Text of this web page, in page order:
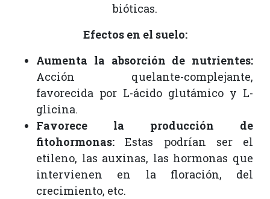
bióticas.
Efectos en el suelo:
Aumenta la absorción de nutrientes:
Acción quelante-complejante,
favorecida por L-ácido glutámico y L-
glicina.
Favorece la producción de
fitohormonas: Estas podrían ser el
etileno, las auxinas, las hormonas que
intervienen en la floración, del
crecimiento, etc.